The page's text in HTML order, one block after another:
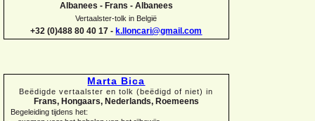
Albanees - Frans - Albanees
Vertaalster-tolk in België
+32 (0)488 80 40 17 - k.lloncari@gmail.com
Marta Bica
Beëdigde vertaalster en tolk (beëdigd of niet) in
Frans, Hongaars, Nederlands, Roemeens
Begeleiding tijdens het: